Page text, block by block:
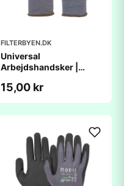
FILTERBYEN.DK
Universal
Arbejdshandsker |
15,00 kr